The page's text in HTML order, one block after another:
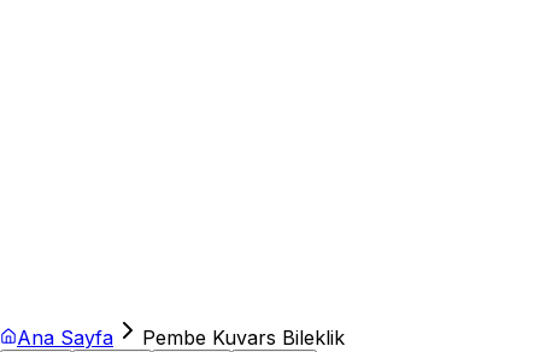
Ana Sayfa Pembe Kuvars Bileklik